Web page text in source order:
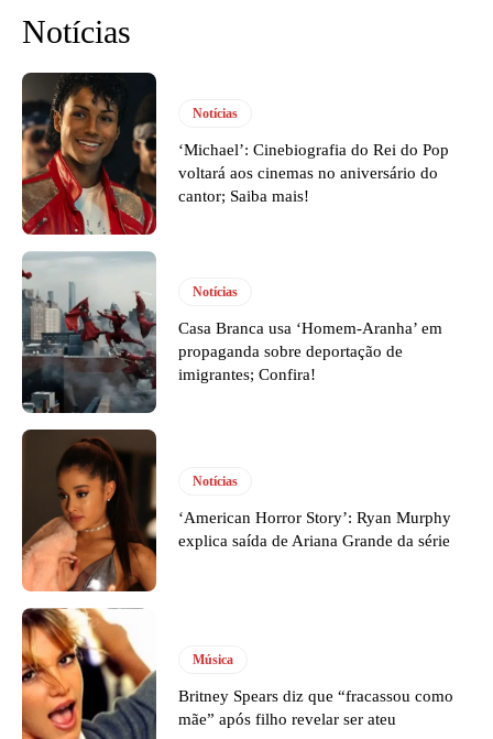
Notícias
Notícias
‘Michael’: Cinebiografia do Rei do Pop
voltará aos cinemas no aniversário do
cantor; Saiba mais!
Notícias
Casa Branca usa ‘Homem-Aranha’ em
propaganda sobre deportação de
imigrantes; Confira!
Notícias
‘American Horror Story’: Ryan Murphy
explica saída de Ariana Grande da série
Música
Britney Spears diz que “fracassou como
mãe” após filho revelar ser ateu